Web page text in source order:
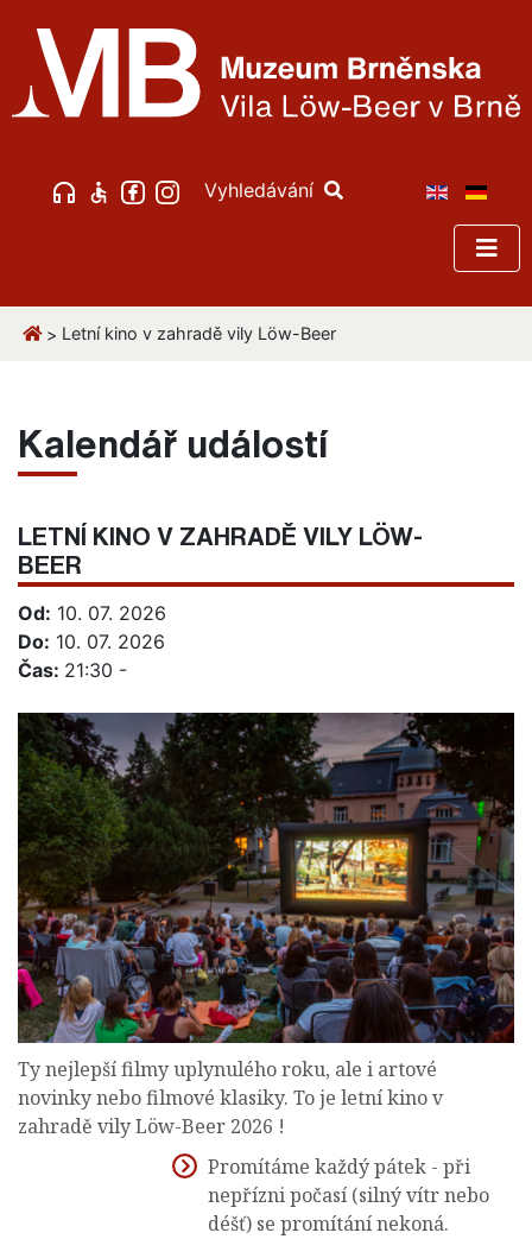
Vyhledávání
> Letní kino v zahradě vily Löw-Beer
Kalendář událostí
LETNÍ KINO V ZAHRADĚ VILY LÖW-
BEER
Od: 10. 07. 2026
Do: 10. 07. 2026
Čas: 21:30 -
Ty nejlepší filmy uplynulého roku, ale i artové
novinky nebo filmové klasiky. To je letní kino v
zahradě vily Löw-Beer 2026 !
Promítáme každý pátek - při
nepřízni počasí (silný vítr nebo
déšť) se promítání nekoná.